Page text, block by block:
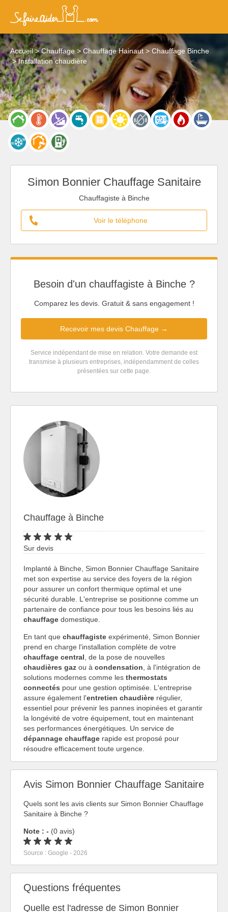
Accueil Chauffage Chauffage Hainaut
Chauffage Binche
Installation chaudière
Simon Bonnier Chauffage Sanitaire
Chauffagiste à Binche
Voir le téléphone
Besoin d'un chauffagiste à Binche ?
Comparez les devis. Gratuit & sans engagement !
Recevoir mes devis Chauffage →
Service indépendant de mise en relation. Votre demande est
transmise à plusieurs entreprises, indépendamment de celles
présentées sur cette page.
Chauffage à Binche
Sur devis
Implanté à Binche, Simon Bonnier Chauffage Sanitaire
met son expertise au service des foyers de la région
pour assurer un confort thermique optimal et une
sécurité durable. L'entreprise se positionne comme un
partenaire de confiance pour tous les besoins liés au
chauffage domestique.
En tant que chauffagiste expérimenté, Simon Bonnier
prend en charge l'installation complète de votre
chauffage central , de la pose de nouvelles
chaudières gaz ou à condensation , à l'intégration de
solutions modernes comme les thermostats
connectés pour une gestion optimisée. L'entreprise
assure également l'entretien chaudière régulier,
essentiel pour prévenir les pannes inopinées et garantir
la longévité de votre équipement, tout en maintenant
ses performances énergétiques. Un service de
dépannage chauffage rapide est proposé pour
résoudre efficacement toute urgence.
Avis Simon Bonnier Chauffage Sanitaire
Quels sont les avis clients sur Simon Bonnier Chauffage
Sanitaire à Binche ?
Note : - (0 avis)
Source : Google - 2026
Questions fréquentes
Quelle est l'adresse de Simon Bonnier